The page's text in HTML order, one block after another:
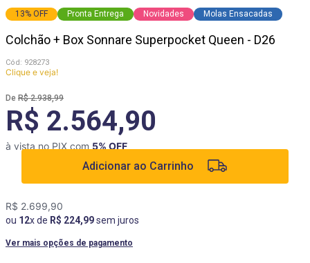
13% OFF Pronta Entrega Novidades Molas Ensacadas
Colchão + Box Sonnare Superpocket Queen - D26
: 928273
Clique e veja!
R$ 2.938,99
R$ 2.564,90
à vista no PIX com 5% OFF
Adicionar ao Carrinho
R$ 2.699,90
ou 12x de R$ 224,99sem juros
Ver mais opções de pagamento
3º cozinhas
4º sofá
5º apolo
6º mesa
7 º cozinha módulos
8º box